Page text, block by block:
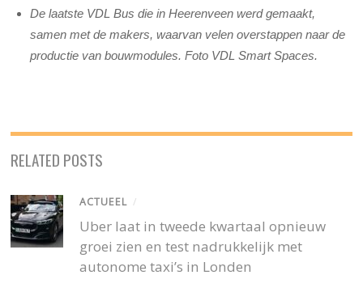
De laatste VDL Bus die in Heerenveen werd gemaakt,
samen met de makers, waarvan velen overstappen naar de
productie van bouwmodules. Foto VDL Smart Spaces.
RELATED POSTS
ACTUEEL /
Uber laat in tweede kwartaal opnieuw
groei zien en test nadrukkelijk met
autonome taxi’s in Londen